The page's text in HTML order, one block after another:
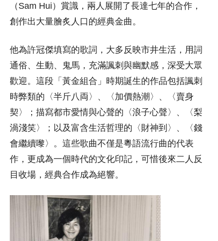
（Sam Hui）賞識，兩人展開了長達七年的合作，
創作出大量膾炙人口的經典金曲。
他為許冠傑填寫的歌詞，大多反映市井生活，用詞
通俗、生動、鬼馬，充滿諷刺與幽默感，深受大眾
歡迎。這段「黃金組合」時期誕生的作品包括諷刺
時弊類的〈半斤八両〉、〈加價熱潮〉、〈賣身
契〉；描寫都市愛情與心聲的〈浪子心聲〉、〈梨
渦淺笑〉；以及富含生活哲理的〈財神到〉、〈錢
會繼續嚟〉。這些歌曲不僅是粵語流行曲的代表
作，更成為一個時代的文化印記，可惜後來二人反
目收場，經典合作成為絕響。